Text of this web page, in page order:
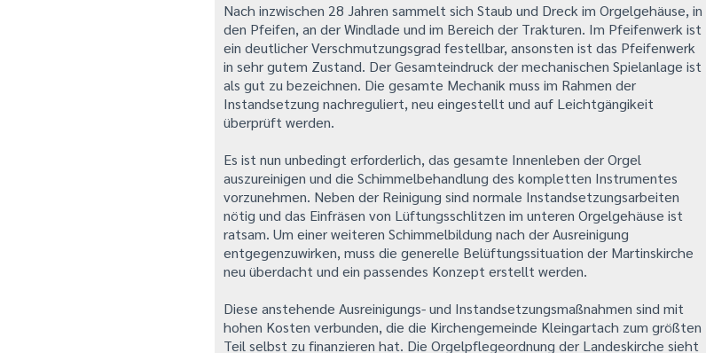
Nach inzwischen 28 Jahren sammelt sich Staub und Dreck im Orgelgehäuse, in
den Pfeifen, an der Windlade und im Bereich der Trakturen. Im Pfeifenwerk ist
ein deutlicher Verschmutzungsgrad festellbar, ansonsten ist das Pfeifenwerk
in sehr gutem Zustand. Der Gesamteindruck der mechanischen Spielanlage ist
als gut zu bezeichnen. Die gesamte Mechanik muss im Rahmen der
Instandsetzung nachreguliert, neu eingestellt und auf Leichtgängikeit
überprüft werden.
Es ist nun unbedingt erforderlich, das gesamte Innenleben der Orgel
auszureinigen und die Schimmelbehandlung des kompletten Instrumentes
vorzunehmen. Neben der Reinigung sind normale Instandsetzungsarbeiten
nötig und das Einfräsen von Lüftungsschlitzen im unteren Orgelgehäuse ist
ratsam. Um einer weiteren Schimmelbildung nach der Ausreinigung
entgegenzuwirken, muss die generelle Belüftungssituation der Martinskirche
neu überdacht und ein passendes Konzept erstellt werden.
Diese anstehende Ausreinigungs- und Instandsetzungsmaßnahmen sind mit
hohen Kosten verbunden, die die Kirchengemeinde Kleingartach zum größten
Teil selbst zu finanzieren hat. Die Orgelpflegeordnung der Landeskirche sieht